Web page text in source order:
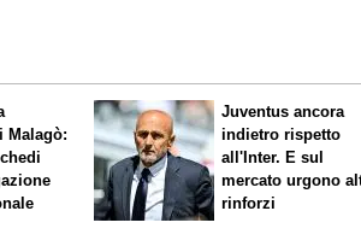
Malagò:
Juventus ancora
indietro rispetto
all'Inter. E sul
mercato urgono
rinforzi